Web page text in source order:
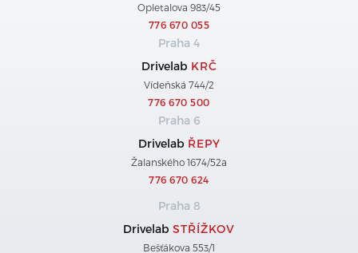
Opletalova 983/45
776 670 055
Praha 4
Drivelab KRČ
Vídeňská 744/2
776 670 500
Praha 6
Drivelab ŘEPY
Žalanského 1674/52a
776 670 624
Praha 8
Drivelab STŘÍŽKOV
Bešťákova 553/1